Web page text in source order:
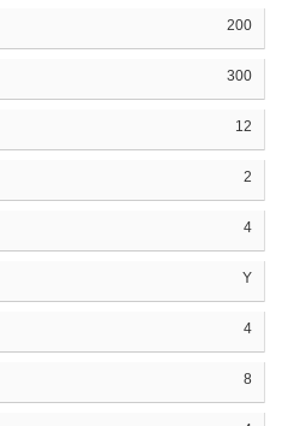
200
300
12
2
4
Y
4
8